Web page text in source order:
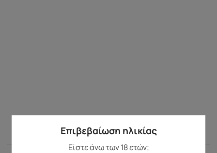
Επιβεβαίωση ηλικίας
Είστε άνω των 18 ετών;